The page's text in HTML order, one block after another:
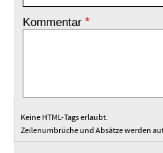
Kommentar
Keine HTML-Tags erlaubt.
Zeilenumbrüche und Absätze werden